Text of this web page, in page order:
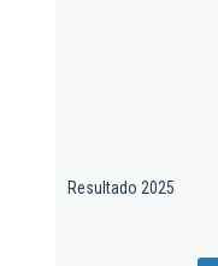
Resultado 2025